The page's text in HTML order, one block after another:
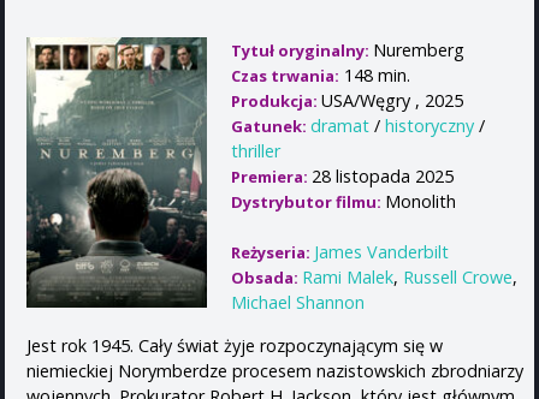
Tytuł oryginalny: Nuremberg
Czas trwania: 148 min.
Produkcja: USA/Węgry , 2025
Gatunek: dramat / historyczny /
thriller
Premiera: 28 listopada 2025
Dystrybutor filmu: Monolith
Reżyseria: James Vanderbilt
Obsada: Rami Malek, Russell Crowe,
Michael Shannon
Jest rok 1945. Cały świat żyje rozpoczynającym się w
niemieckiej Norymberdze procesem nazistowskich zbrodniarzy